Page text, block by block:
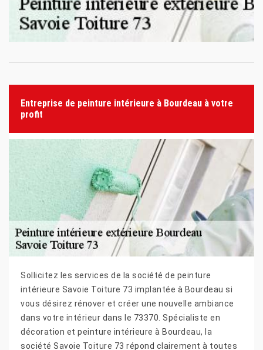
Entreprise de peinture intérieure à Bourdeau à votre
profit
Sollicitez les services de la société de peinture
intérieure Savoie Toiture 73 implantée à Bourdeau si
vous désirez rénover et créer une nouvelle ambiance
dans votre intérieur dans le 73370. Spécialiste en
décoration et peinture intérieure à Bourdeau, la
société Savoie Toiture 73 répond clairement à toutes